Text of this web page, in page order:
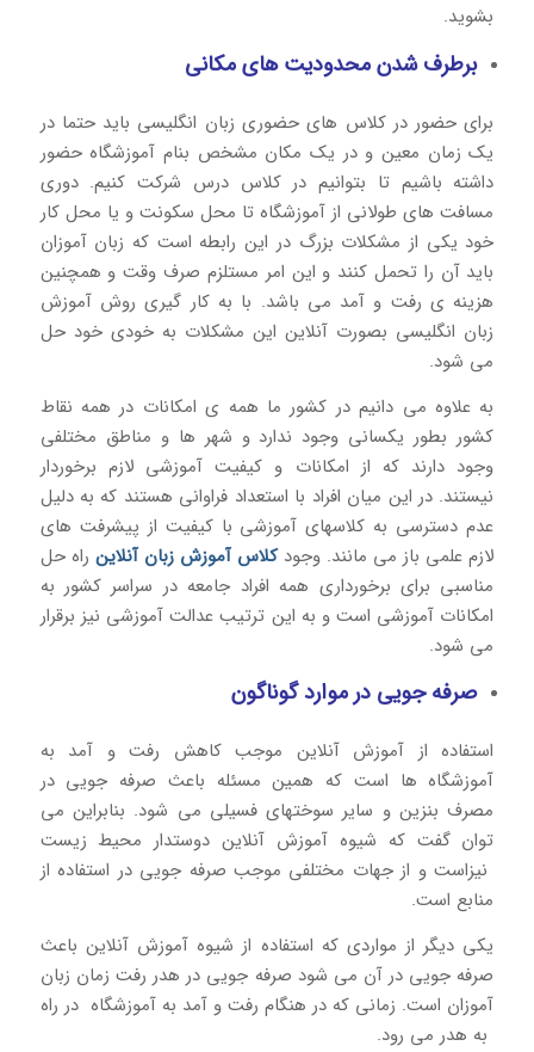
بشوید.
برطرف شدن محدودیت های مکانی
برای حضور در کلاس های حضوری زبان انگلیسی باید حتما در
یک زمان معین و در یک مکان مشخص بنام آموزشگاه حضور
داشته باشیم تا بتوانیم در کلاس درس شرکت کنیم. دوری
مسافت های طولانی از آموزشگاه تا محل سکونت و یا محل کار
خود یکی از مشکلات بزرگ در این رابطه است که زبان آموزان
باید آن را تحمل کنند و این امر مستلزم صرف وقت و همچنین
هزینه ی رفت و آمد می باشد. با به کار گیری روش آموزش
زبان انگلیسی بصورت آنلاین این مشکلات به خودی خود حل
می شود.
به علاوه می دانیم در کشور ما همه ی امکانات در همه نقاط
کشور بطور یکسانی وجود ندارد و شهر ها و مناطق مختلفی
وجود دارند که از امکانات و کیفیت آموزشی لازم برخوردار
نیستند. در این میان افراد با استعداد فراوانی هستند که به دلیل
عدم دسترسی به کلاسهای آموزشی با کیفیت از پیشرفت های
لازم علمی باز می مانند. وجودکلاس آموزش زبان آنلاین راه حل
مناسبی برای برخورداری همه افراد جامعه در سراسر کشور به
امکانات آموزشی است و به این ترتیب عدالت آموزشی نیز برقرار
می شود.
صرفه جویی در موارد گوناگون
استفاده از آموزش آنلاین موجب کاهش رفت و آمد به
آموزشگاه ها است که همین مسئله باعث صرفه جویی در
مصرف بنزین و سایر سوختهای فسیلی می شود. بنابراین می
توان گفت که شیوه آموزش آنلاین دوستدار محیط زیست
نیزاست و از جهات مختلفی موجب صرفه جویی در استفاده از
منابع است.
یکی دیگر از مواردی که استفاده از شیوه آموزش آنلاین باعث
صرفه جویی در آن می شود صرفه جویی در هدر رفت زمان زبان
آموزان است. زمانی که در هنگام رفت و آمد به آموزشگاه در راه
به هدر می رود.